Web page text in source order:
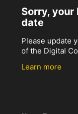
Sorry,
date
Please update
of the Digital
Learn more